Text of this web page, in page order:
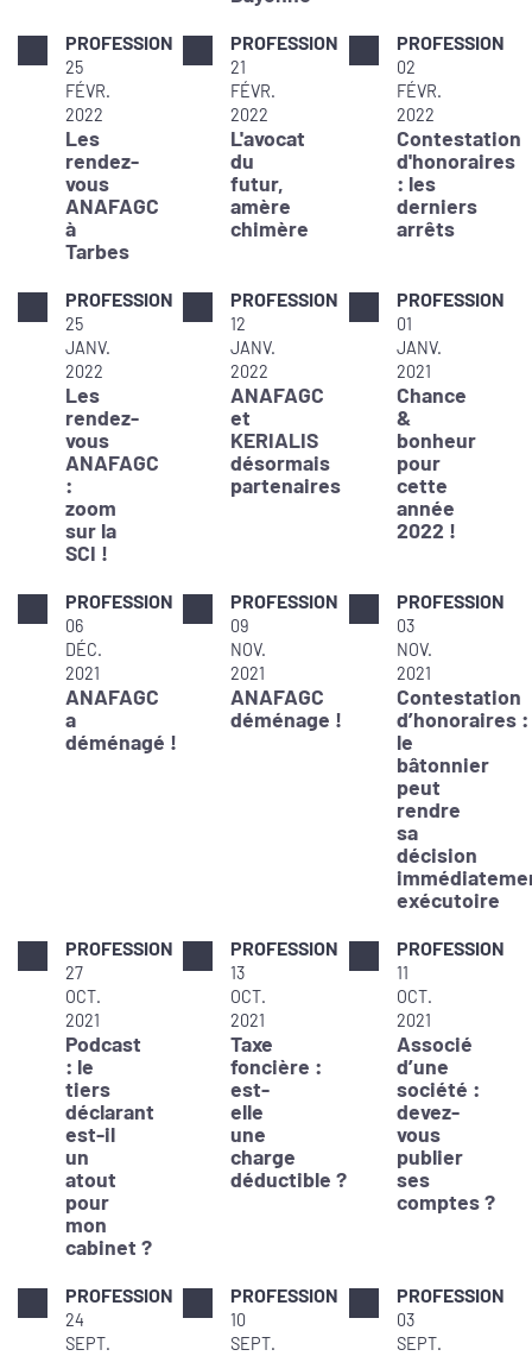
PROFESSION
25
FÉVR.
2022
Les
rendez-
vous
ANAFAGC
à
Tarbes
PROFESSION
21
FÉVR.
2022
L'avocat
du
futur,
amère
chimère
PROFESSION
02
FÉVR.
2022
Contestation
d'honoraires
: les
derniers
arrêts
PROFESSION
25
JANV.
2022
Les
rendez-
vous
ANAFAGC
:
zoom
sur la
SCI !
PROFESSION
12
JANV.
2022
ANAFAGC
et
KERIALIS
désormais
partenaires
PROFESSION
01
JANV.
2021
Chance
&
bonheur
pour
cette
année
2022 !
PROFESSION
06
DÉC.
2021
ANAFAGC
a
déménagé !
PROFESSION
09
NOV.
2021
ANAFAGC
déménage !
PROFESSION
03
NOV.
2021
Contestation
d’honoraires :
le
bâtonnier
peut
rendre
sa
décision
exécutoire
PROFESSION
27
OCT.
2021
Podcast
: le
tiers
déclarant
est-il
un
atout
pour
mon
cabinet ?
PROFESSION
13
OCT.
2021
Taxe
foncière :
est-
elle
une
charge
déductible ?
PROFESSION
11
OCT.
2021
Associé
d’une
société :
devez-
vous
publier
ses
comptes ?
PROFESSION
24
SEPT.
PROFESSION
10
SEPT.
PROFESSION
03
SEPT.